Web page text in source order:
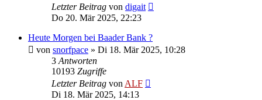
Letzter Beitrag von digait
Do 20. Mär 2025, 22:23
Heute Morgen bei Baader Bank ?
von snorfpace » Di 18. Mär 2025, 10:28
3 Antworten
10193 Zugriffe
Letzter Beitrag von ALF
Di 18. Mär 2025, 14:13